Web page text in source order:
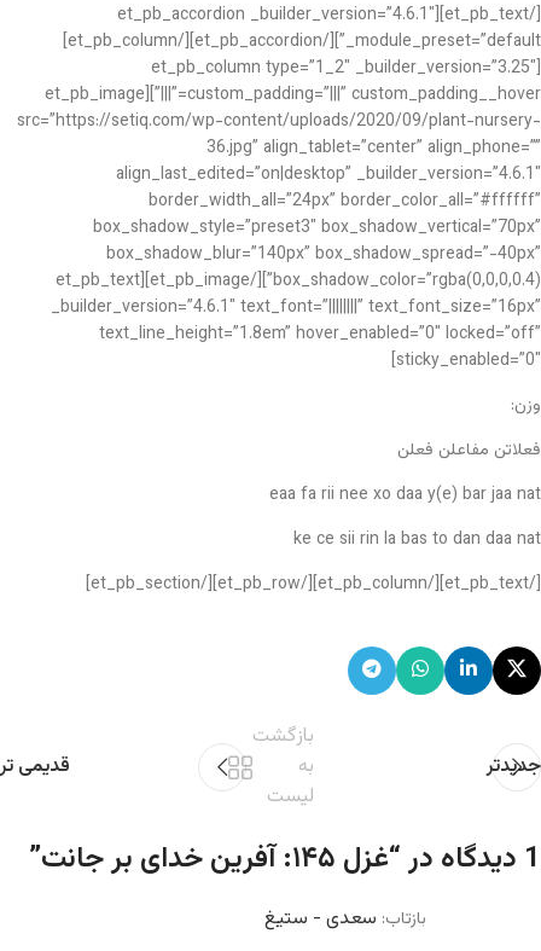
[/et_pb_text][et_pb_accordion _builder_version=”4.6.1″
_module_preset=”default”][/et_pb_accordion][/et_pb_column]
[et_pb_column type=”1_2″ _builder_version=”3.25″
custom_padding=”|||” custom_padding__hover=”|||”][et_pb_image
src=”https://setiq.com/wp-content/uploads/2020/09/plant-nursery-
36.jpg” align_tablet=”center” align_phone=””
align_last_edited=”on|desktop” _builder_version=”4.6.1″
border_width_all=”24px” border_color_all=”#ffffff”
box_shadow_style=”preset3″ box_shadow_vertical=”70px”
box_shadow_blur=”140px” box_shadow_spread=”-40px”
box_shadow_color=”rgba(0,0,0,0.4)”][/et_pb_image][et_pb_text
_builder_version=”4.6.1″ text_font=”||||||||” text_font_size=”16px”
text_line_height=”1.8em” hover_enabled=”0″ locked=”off”
sticky_enabled=”0″]
وزن:
فعلاتن مفاعلن فعلن
eaa fa rii nee xo daa y(e) bar jaa nat
ke ce sii rin la bas to dan daa nat
[/et_pb_text][/et_pb_column][/et_pb_row][/et_pb_section]
جدیدتر
بازگشت
به
لیست
قدیمی تر
1 دیدگاه در “ غزل ۱۴۵: آفرین خدای بر جانت ”
بازتاب: سعدی - ستیغ